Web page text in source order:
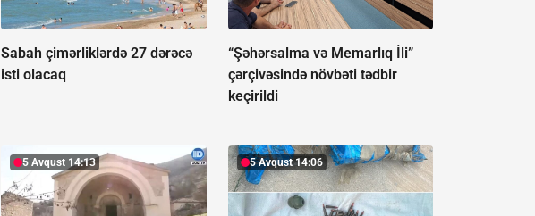
Sabah çimərliklərdə 27 dərəcə
isti olacaq
“Şəhərsalma və Memarlıq İli”
çərçivəsində növbəti tədbir
keçirildi
5 Avqust 14:13 5 Avqust 14:06